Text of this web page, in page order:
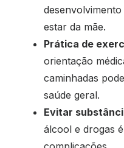
estar da mãe.
Prática de
orientação
caminhadas
saúde geral.
Evitar
álcool e drogas